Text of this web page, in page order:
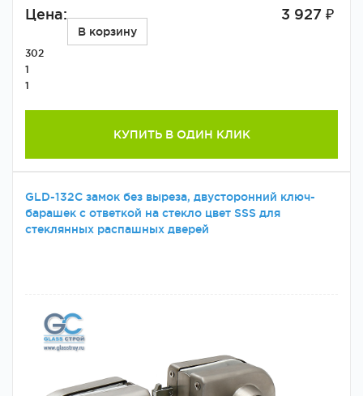
Цена: 3 927 ₽
В корзину
302
1
1
КУПИТЬ В ОДИН КЛИК
GLD-132C замок без выреза, двусторонний ключ-
барашек с ответкой на стекло цвет SSS для
стеклянных распашных дверей